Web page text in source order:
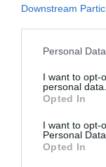
Downstream
Personal
I want to opt-
personal data.
Opted In
I want to opt-
Personal Data.
Opted In